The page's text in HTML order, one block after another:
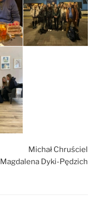
Michał Chruściel
Magdalena Dyki-Pędzich